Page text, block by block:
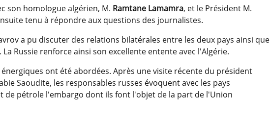
son homologue algérien, M. Ramtane Lamamra, et le Président M.
tenu à répondre aux questions des journalistes.
a pu discuter des relations bilatérales entre les deux pays ainsi que
Russie renforce ainsi son excellente entente avec l'Algérie.
ont été abordées. Après une visite récente du président
Saoudite, les responsables russes évoquent avec les pays
de pétrole l'embargo dont ils font l'objet de la part de l'Union